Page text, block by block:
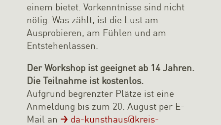
einem bietet. Vorkenntnisse sind nicht
nötig. Was zählt, ist die Lust am
Ausprobieren, am Fühlen und am
Entstehenlassen.
Der Workshop ist geeignet ab 14 Jahren.
Die Teilnahme ist kostenlos.
Aufgrund begrenzter Plätze ist eine
Anmeldung bis zum 20. August per E-
Mail an
da-kunsthaus@kreis-